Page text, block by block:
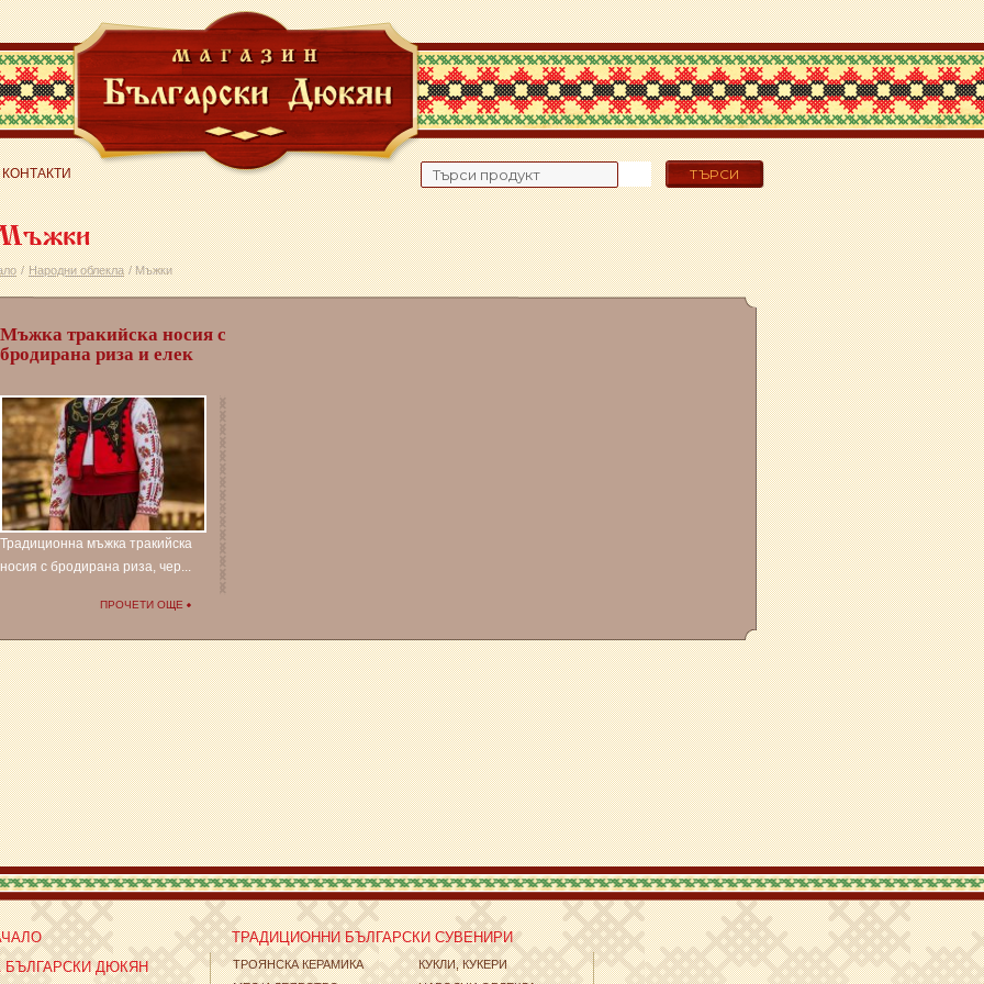
КОНТАКТИ
Search
for:
/Народни облекла/ Мъжки
Мъжка тракийска носия с
бродирана риза и елек
Традиционна мъжка тракийска
носия с бродирана риза, чер...
ПРОЧЕТИ ОЩЕ
БЪЛГАРСКИ ДЮКЯН
ТРАДИЦИОННИ БЪЛГАРСКИ СУВЕНИРИ
ТРОЯНСКА КЕРАМИКА
КУКЛИ, КУКЕРИ